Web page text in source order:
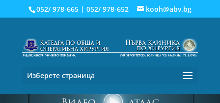
052/ 978-665| 052/ 978-652 kooh@abv.bg
Изберете страница